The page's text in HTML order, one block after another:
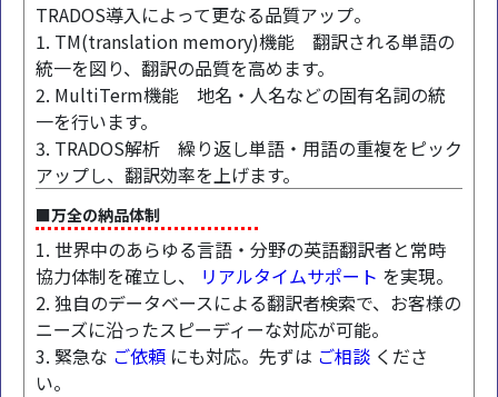
TRADOS導入によって更なる品質アップ。
1. TM(translation memory)機能 翻訳される単語の
統一を図り、翻訳の品質を高めます。
2. MultiTerm機能 地名・人名などの固有名詞の統
一を行います。
3. TRADOS解析 繰り返し単語・用語の重複をピック
アップし、翻訳効率を上げます。
■万全の納品体制
1. 世界中のあらゆる言語・分野の英語翻訳者と常時
協力体制を確立し、
リアルタイムサポート を実現。
2. 独自のデータベースによる翻訳者検索で、お客様の
ニーズに沿ったスピーディーな対応が可能。
3. 緊急な ご依頼 にも対応。先ずは ご相談 くださ
い。